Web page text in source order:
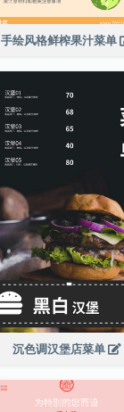
手绘风格鲜榨果汁菜单
沉色调汉堡店菜单